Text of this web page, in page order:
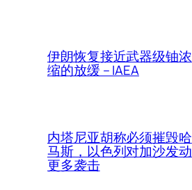
伊朗恢复接近武器级铀浓
缩的放缓 – IAEA
内塔尼亚胡称必须摧毁哈
马斯，以色列对加沙发动
更多袭击